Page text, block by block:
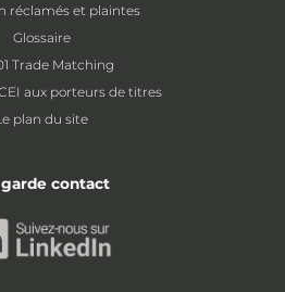
réclamés et plaintes
Glossaire
Trade Matching
aux porteurs de titres
plan du site
contact